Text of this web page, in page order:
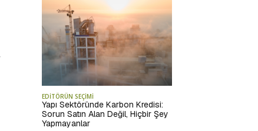
EDİTÖRÜN SEÇİMİ
Yapı Sektöründe Karbon Kredisi:
Sorun Satın Alan Değil, Hiçbir Şey
Yapmayanlar